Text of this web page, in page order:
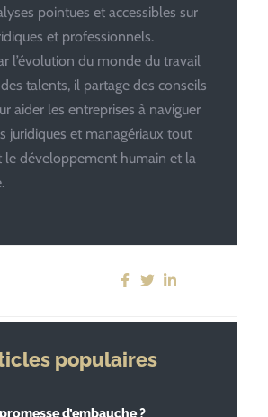
pointues et accessibles sur
et professionnels.
l’évolution du monde du travail
talents, il partage des conseils
aider les entreprises à naviguer
juridiques et managériaux tout
le développement humain et la
populaires
d’embauche ?